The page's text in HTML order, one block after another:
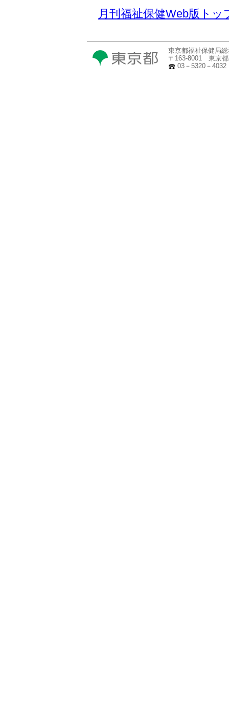
月刊福祉保健Web版トッ
東京都福祉保健局
〒163-8001 東京都
03－5320－